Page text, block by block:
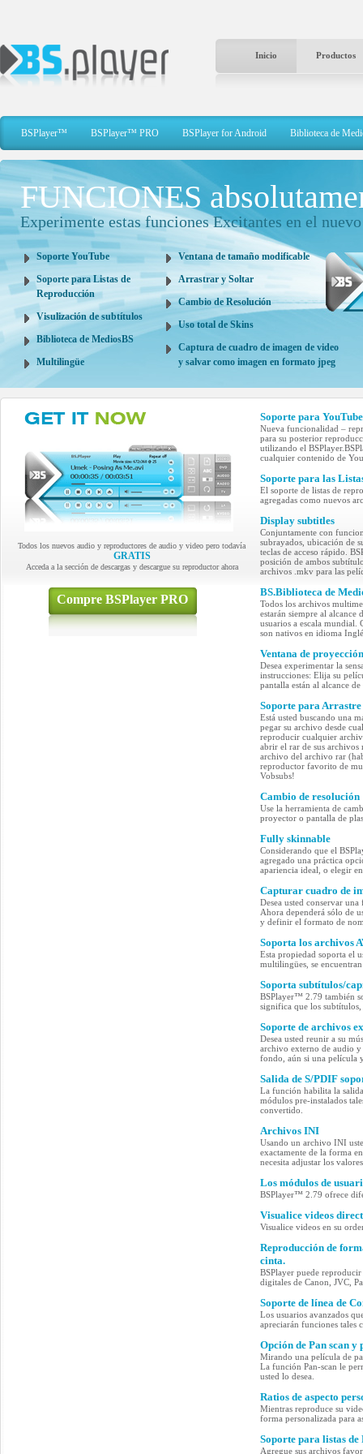
Inicio Productos
BSPlayer™ BSPlayer™ PRO BSPlayer for Android Biblioteca de
FUNCIONES
Experimente estas funciones Excitantes en el
Soporte YouTube
Soporte para Listas de
Reproducción
Visulización de subtítulos
Biblioteca de MediosBS
Multilingüe
Ventana de tamaño modificable
Arrastrar y Soltar
Cambio de Resolución
Uso total de Skins
Captura de cuadro de imagen de video
y salvar como imagen en formato jpeg
Todos los nuevos audio y reproductores de audio y video pero todavía
GRATIS
Acceda a la sección de descargas y descargue su reproductor ahora
Compre BSPlayer PRO
Soporte para YouTube
Nueva funcionalidad –
para su posterior
utilizando el
cualquier contenido de
Soporte para las
El soporte de listas de
agregadas como nuevos
Display subtitles
Conjuntamente con
subrayados, ubicación de
teclas de acceso rápido.
posición de ambos
archivos .mkv para las
BS.Biblioteca de
Todos los archivos
estarán siempre al
usuarios a escala
son nativos en idioma
Ventana de
Desea experimentar la
instrucciones: Elija su
pantalla están al alcance
Soporte para
Está usted buscando una
pegar su archivo desde
reproducir cualquier
abrir el rar de sus archivos
archivo del archivo rar
reproductor favorito de
Vobsubs!
Cambio de resolución
Use la herramienta de
proyector o pantalla de
Fully skinnable
Considerando que el
agregado una práctica
apariencia ideal, o elegir
Capturar cuadro de
Desea usted conservar
Ahora dependerá sólo de
y definir el formato de
Soporta los archivos
Esta propiedad soporta el
multilingües, se
Soporta subtítulos/
BSPlayer™ 2.79 también
significa que los
Soporte de archivos
Desea usted reunir a su
archivo externo de audio
fondo, aún si una película
Salida de S/PDIF
La función habilita la
módulos pre-instalados
convertido.
Archivos INI
Usando un archivo INI
exactamente de la forma
necesita adjustar los
Los módulos de
BSPlayer™ 2.79 ofrece
Visualice videos
Visualice videos en su
Reproducción de
cinta.
BSPlayer puede
digitales de Canon, JVC,
Soporte de línea de
Los usuarios avanzados
apreciarán funciones tales
Opción de Pan scan y
Mirando una película de
La función Pan-scan le
usted lo desea.
Ratios de aspecto
Mientras reproduce su
forma personalizada para
Soporte para listas de
Agregue sus archivos